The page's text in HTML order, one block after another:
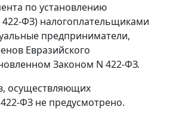
по установлению
ФЗ) налогоплательщиками
предприниматели,
Евразийского
Законом N 422-ФЗ.
осуществляющих
ФЗ не предусмотрено.